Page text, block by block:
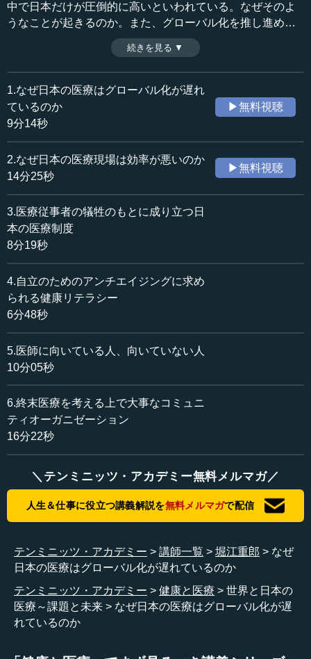
中で日本だけが圧倒的に高いといわれている。なぜそのよ
うなことが起きるのか。また、グローバル化を推し進める
上で、日本の医療のどこが問題点なのか。堀江重郎氏に解
説いただく。（全6話中第1話）
※インタビュアー：神藏孝之（10MTVオピニオン論説主
幹）
収録日：2019年9月17日
追加日：2019年9月30日
カテゴリー：
医療・健康
≪全文≫
●戦争をきっかけにアイデアが生まれたダヴィンチ
―― 先生は前立腺がんをはじめ泌尿器科医療の第一人者
で、かつアンチエンジングの学会（日本抗加齢医学会）会
長を務めておられました（現在は理事長）。また、アメリ
カの医療にも詳しくて、かつ、医療費と財政の問題、ある
いは日本人の死生観という部分と医療との関わり合いな
ど、昔からパブリックマインドがあったので、ものすごく
全体感がある。今日はそのあたりの話を伺いたいと思って
います。
堀江 それぞれが薄い金箔みたいなもので、ちょっと押す
いたします。
―― 以前に、ダヴィンチ（最先端手術支援ロボット）で
の手術の映像を撮らせていただきました（＜ロボット手術
が拓く外科イノベーション「ダヴィンチ」＞参照）。日本
ではダヴィンチのコストが非常に高い。ダヴィンチは名人
芸ではなくてもある程度の技能を習得すればみんなが使え
るのに、なぜなかなか普及しないのか。そのあたりのとこ
ろからお伺いできますでしょうか。
堀江 はい。ありがとうございます。手術ロボットである
ダヴィンチは、もともとアメリカの国防総省が考えていた
のですが、戦場で傷ついた兵隊さんにその場で手術するけ
れども、医師は後方にいる場合、どうやって遠隔で手術す
るか、というところから開発がスタートしました。要する
続きを見る ▼
1.なぜ日本の医療はグローバル化が遅れ
ているのか
9分14秒
▶無料視聴
2.なぜ日本の医療現場は効率が悪いのか
14分25秒
▶無料視聴
3.医療従事者の犠牲のもとに成り立つ日
本の医療制度
8分19秒
4.自立のためのアンチエイジングに求め
られる健康リテラシー
6分48秒
5.医師に向いている人、向いていない人
10分05秒
6.終末医療を考える上で大事なコミュニ
ティオーガニゼーション
16分22秒
＼テンミニッツ・アカデミー無料メルマガ／
人生＆仕事に役立つ講義解説を無料メルマガで配信
テンミニッツ・アカデミー 講師一覧 堀江重郎
なぜ
日本の医療はグローバル化が遅れているのか
テンミニッツ・アカデミー
健康と医療
世界と日本の
医療～課題と未来
なぜ日本の医療はグローバル化が遅
れているのか